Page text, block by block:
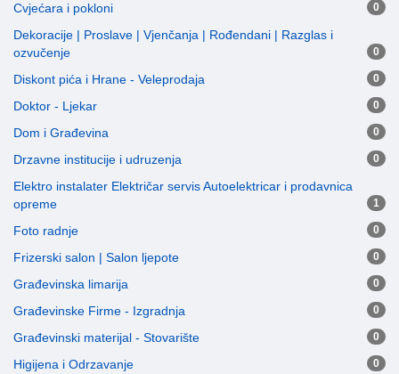
Cvjećara i pokloni 0
Dekoracije | Proslave | Vjenčanja | Rođendani | Razglas i
ozvučenje
0
Diskont pića i Hrane - Veleprodaja 0
Doktor - Ljekar 0
Dom i Građevina 0
Drzavne institucije i udruzenja 0
Elektro instalater Električar servis Autoelektricar i prodavnica
opreme
1
Foto radnje 0
Frizerski salon | Salon ljepote 0
Građevinska limarija 0
Građevinske Firme - Izgradnja 0
Građevinski materijal - Stovarište 0
Higijena i Odrzavanje 0